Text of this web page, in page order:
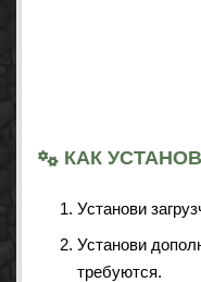
КАК
Установи
Установи
требуются.